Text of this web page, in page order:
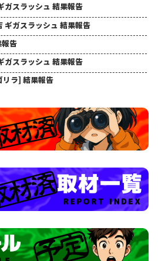
ガスラッシュ 結果報告
ギガスラッシュ 結果報告
告
ガスラッシュ 結果報告
ラ] 結果報告